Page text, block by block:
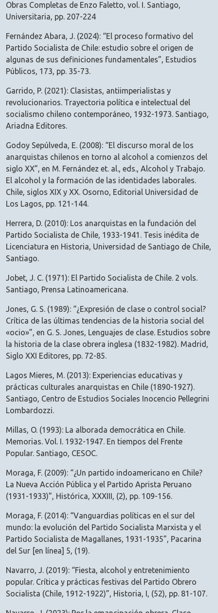
Obras Completas de Enzo Faletto, vol. I. Santiago,
Universitaria, pp. 207-224
Fernández Abara, J. (2024): “El proceso formativo del
Partido Socialista de Chile: estudio sobre el origen de
algunas de sus definiciones fundamentales”, Estudios
Públicos, 173, pp. 35-73.
Garrido, P. (2021): Clasistas, antiimperialistas y
revolucionarios. Trayectoria política e intelectual del
socialismo chileno contemporáneo, 1932-1973. Santiago,
Ariadna Editores.
Godoy Sepúlveda, E. (2008): “El discurso moral de los
anarquistas chilenos en torno al alcohol a comienzos del
siglo XX”, en M. Fernández et. al., eds., Alcohol y Trabajo.
El alcohol y la formación de las identidades laborales.
Chile, siglos XIX y XX. Osorno, Editorial Universidad de
Los Lagos, pp. 121-144.
Herrera, D. (2010): Los anarquistas en la fundación del
Partido Socialista de Chile, 1933-1941. Tesis inédita de
Licenciatura en Historia, Universidad de Santiago de Chile,
Santiago.
Jobet, J. C. (1971): El Partido Socialista de Chile. 2 vols.
Santiago, Prensa Latinoamericana.
Jones, G. S. (1989): “¿Expresión de clase o control social?
Crítica de las últimas tendencias de la historia social del
«ocio»”, en G. S. Jones, Lenguajes de clase. Estudios sobre
la historia de la clase obrera inglesa (1832-1982). Madrid,
Siglo XXI Editores, pp. 72-85.
Lagos Mieres, M. (2013): Experiencias educativas y
prácticas culturales anarquistas en Chile (1890-1927).
Santiago, Centro de Estudios Sociales Inocencio Pellegrini
Lombardozzi.
Millas, O. (1993): La alborada democrática en Chile.
Memorias. Vol. I. 1932-1947. En tiempos del Frente
Popular. Santiago, CESOC.
Moraga, F. (2009): “¿Un partido indoamericano en Chile?
La Nueva Acción Pública y el Partido Aprista Peruano
(1931-1933)”, Histórica, XXXIII, (2), pp. 109-156.
Moraga, F. (2014): “Vanguardias políticas en el sur del
mundo: la evolución del Partido Socialista Marxista y el
Partido Socialista de Magallanes, 1931-1935”, Pacarina
del Sur [en línea] 5, (19).
Navarro, J. (2019): “Fiesta, alcohol y entretenimiento
popular. Crítica y prácticas festivas del Partido Obrero
Socialista (Chile, 1912-1922)”, Historia, I, (52), pp. 81-107.